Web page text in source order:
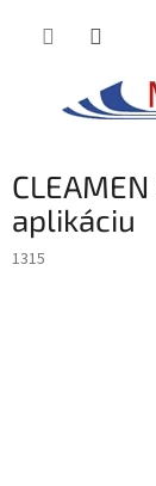
aplikáciu
1315